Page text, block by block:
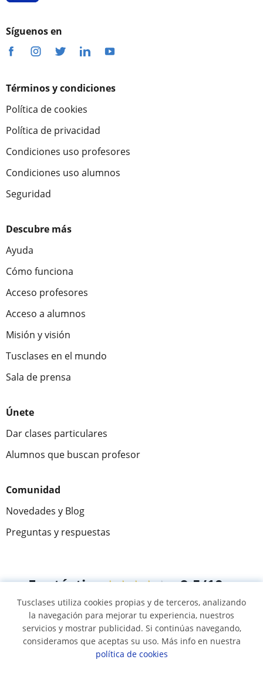
Síguenos en
Términos y condiciones
Política de cookies
Política de privacidad
Condiciones uso profesores
Condiciones uso alumnos
Seguridad
Descubre más
Ayuda
Cómo funciona
Acceso profesores
Acceso a alumnos
Misión y visión
Tusclases en el mundo
Sala de prensa
Únete
Dar clases particulares
Alumnos que buscan profesor
Comunidad
Novedades y Blog
Preguntas y respuestas
Fantástica★★★★★ 9,5/10
305883 opiniones de alumnos
© 2007 - 2026 Tusclases.com.ve
Tusclases utiliza cookies propias y de terceros, analizando
la navegación para mejorar tu experiencia, nuestros
servicios y mostrar publicidad. Si continúas navegando,
consideramos que aceptas su uso. Más info en nuestra
política de cookies